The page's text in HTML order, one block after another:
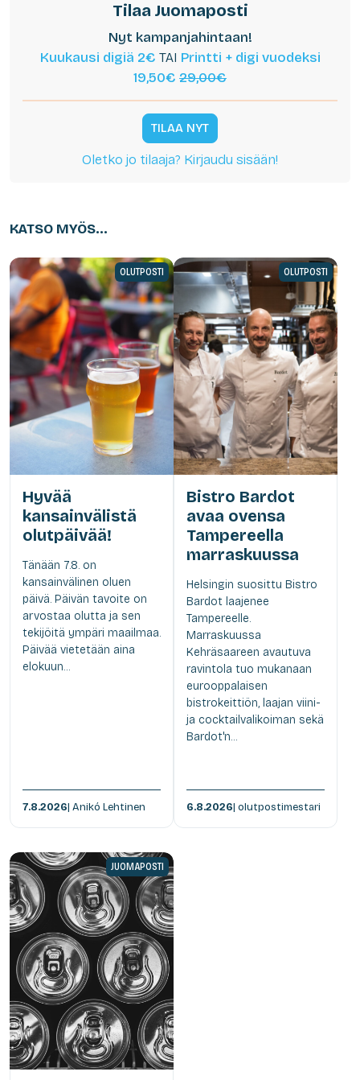
Tilaa Juomaposti
Nyt kampanjahintaan!
Kuukausi digiä 2€ TAI Printti + digi vuodeksi
19,50€ 29,00€
TILAA NYT
Oletko jo tilaaja? Kirjaudu sisään!
KATSO MYÖS...
OLUTPOSTI
Hyvää
kansainvälistä
olutpäivää!
Tänään 7.8. on
kansainvälinen oluen
päivä. Päivän tavoite on
arvostaa olutta ja sen
tekijöitä ympäri maailmaa.
Päivää vietetään aina
elokuun...
7.8.2026| Anikó Lehtinen
OLUTPOSTI
Bistro Bardot
avaa ovensa
Tampereella
marraskuussa
Helsingin suosittu Bistro
Bardot laajenee
Tampereelle.
Marraskuussa
Kehräsaareen avautuva
ravintola tuo mukanaan
eurooppalaisen
bistrokeittiön, laajan viini-
ja cocktailvalikoiman sekä
Bardot'n...
6.8.2026| olutpostimestari
JUOMAPOSTI